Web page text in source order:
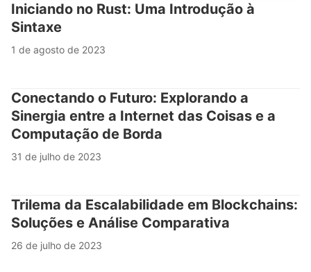
Iniciando no Rust: Uma Introdução à
Sintaxe
1 de agosto de 2023
Conectando o Futuro: Explorando a
Sinergia entre a Internet das Coisas e a
Computação de Borda
31 de julho de 2023
Trilema da Escalabilidade em Blockchains:
Soluções e Análise Comparativa
26 de julho de 2023